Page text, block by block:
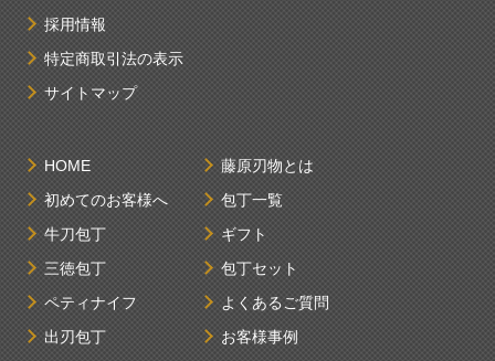
採用情報
特定商取引法の表示
サイトマップ
HOME
初めてのお客様へ
牛刀包丁
三徳包丁
ペティナイフ
出刃包丁
藤原刃物とは
包丁一覧
ギフト
包丁セット
よくあるご質問
お客様事例